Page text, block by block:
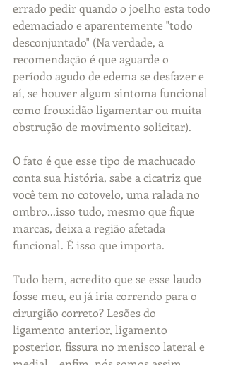
errado pedir quando o joelho esta todo
edemaciado e aparentemente "todo
desconjuntado" (Na verdade, a
recomendação é que aguarde o
período agudo de edema se desfazer e
aí, se houver algum sintoma funcional
como frouxidão ligamentar ou muita
obstrução de movimento solicitar).
O fato é que esse tipo de machucado
conta sua história, sabe a cicatriz que
você tem no cotovelo, uma ralada no
ombro...isso tudo, mesmo que fique
marcas, deixa a região afetada
funcional. É isso que importa.
Tudo bem, acredito que se esse laudo
fosse meu, eu já iria correndo para o
cirurgião correto? Lesões do
ligamento anterior, ligamento
posterior, fissura no menisco lateral e